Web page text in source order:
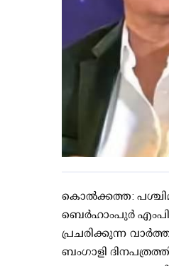
കൊല്‍ക്കത്ത: പശ്ചിമ
ബെര്‍ഹാംപുര്‍ എംപി
പ്രചരിക്കുന്ന
ബംഗാളി